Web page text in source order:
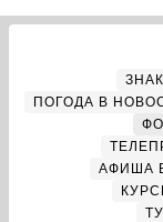
ПОГОДА В
АФИША